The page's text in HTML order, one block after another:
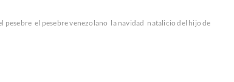
pesebre el pesebre venezolano la navidad natalicio del hijo de